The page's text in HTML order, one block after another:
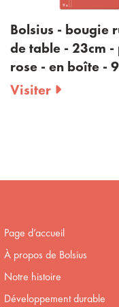
Bolsius
-
Visiter
Page d’accueil
À propos de Bolsius
Notre histoire
Développement durable